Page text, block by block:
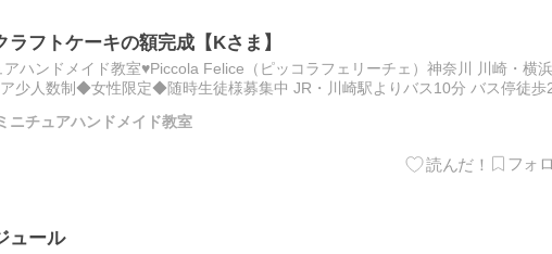
ラフトケーキの額完成【Kさま】
ハンドメイド教室♥Piccola Felice（ピッコラフェリーチェ）神奈川 川崎・横浜
少人数制◆女性限定◆随時生徒様募集中 JR・川崎駅よりバス10分 バス停徒歩2
ニチュアハンドメイド教室
ュール